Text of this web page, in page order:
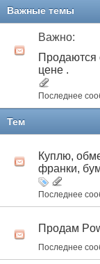
11 12
21 22
Важные темы
Важно:
Продаются
цене .
Последнее
Тем
Куплю,
франки,
Последнее
Продам
Последнее